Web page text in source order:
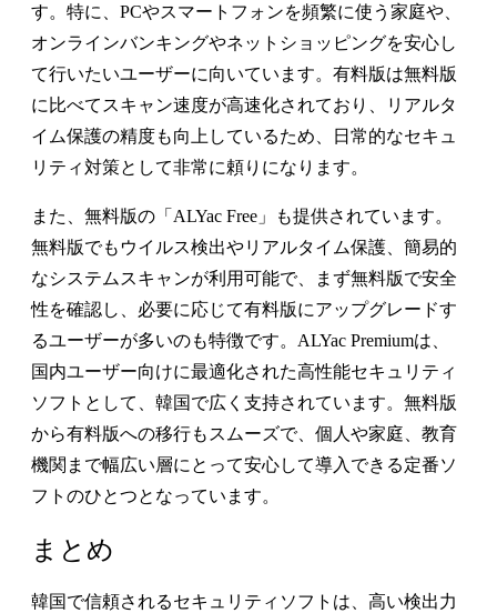
す。特に、PCやスマートフォンを頻繁に使う家庭や、
オンラインバンキングやネットショッピングを安心し
て行いたいユーザーに向いています。有料版は無料版
に比べてスキャン速度が高速化されており、リアルタ
イム保護の精度も向上しているため、日常的なセキュ
リティ対策として非常に頼りになります。
また、無料版の「ALYac Free」も提供されています。
無料版でもウイルス検出やリアルタイム保護、簡易的
なシステムスキャンが利用可能で、まず無料版で安全
性を確認し、必要に応じて有料版にアップグレードす
るユーザーが多いのも特徴です。ALYac Premiumは、
国内ユーザー向けに最適化された高性能セキュリティ
ソフトとして、韓国で広く支持されています。無料版
から有料版への移行もスムーズで、個人や家庭、教育
機関まで幅広い層にとって安心して導入できる定番ソ
フトのひとつとなっています。
まとめ
韓国で信頼されるセキュリティソフトは、高い検出力